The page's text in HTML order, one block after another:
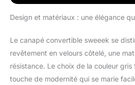
Design et matériaux : une élégance
Le canapé convertible sweeek se
revêtement en velours côtelé, une
résistance. Le choix de la couleur
touche de modernité qui se marie